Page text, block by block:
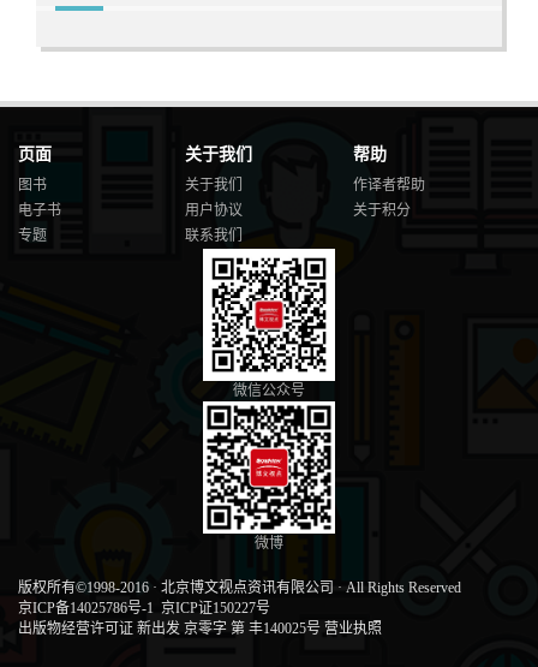
页面
图书
电子书
专题
关于我们
关于我们
用户协议
联系我们
帮助
作译者帮助
关于积分
微信公众号
微博
版权所有©1998-2016 · 北京博文视点资讯有限公司 · All Rights Reserved
京ICP备14025786号-1 京ICP证150227号
出版物经营许可证 新出发 京零字 第 丰140025号 营业执照